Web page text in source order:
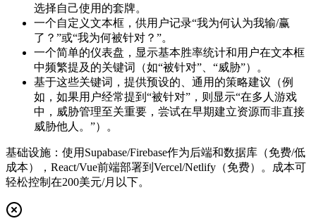
选择自己使用的套牌。
一个自定义文本框，供用户记录“我为何认为我输/赢
了？”或“我为何被针对？”。
一个简单的仪表盘，显示基本胜率统计和用户在文本框
中频繁提及的关键词（如“被针对”、“威胁”）。
基于这些关键词，提供预设的、通用的策略建议（例
如，如果用户经常提到“被针对”，则显示“在多人游戏
中，威胁管理至关重要，尝试在早期建立资源而非直接
威胁他人。”）。
基础设施：使用Supabase/Firebase作为后端和数据库（免费/低
成本），React/Vue前端部署到Vercel/Netlify（免费）。成本可
轻松控制在200美元/月以下。